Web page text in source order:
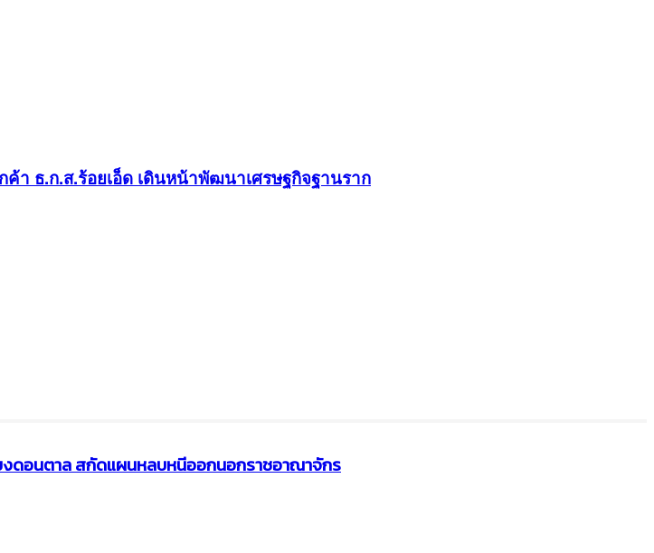
า ธ.ก.ส.ร้อยเอ็ด เดินหน้าพัฒนาเศรษฐกิจฐานราก
งดอนตาล สกัดแผนหลบหนีออกนอกราชอาณาจักร